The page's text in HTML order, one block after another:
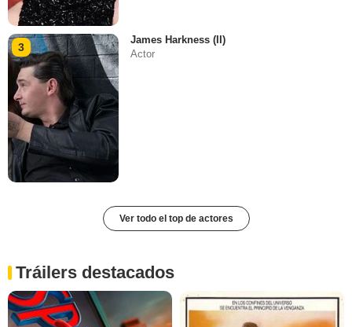
3
James Harkness (II)
Actor
Ver todo el top de actores
Tráilers destacados